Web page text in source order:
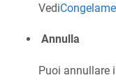
Vedi
Annulla
Puoi annullare